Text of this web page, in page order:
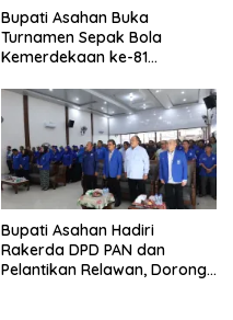
Bupati Asahan Buka
Turnamen Sepak Bola
Kemerdekaan ke-81
0208/Asahan
Bupati Asahan Hadiri
Rakerda DPD PAN dan
Pelantikan Relawan, Dorong